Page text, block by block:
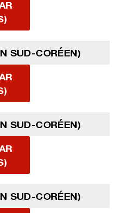
SUD-CORÉEN)
SUD-CORÉEN)
SUD-CORÉEN)